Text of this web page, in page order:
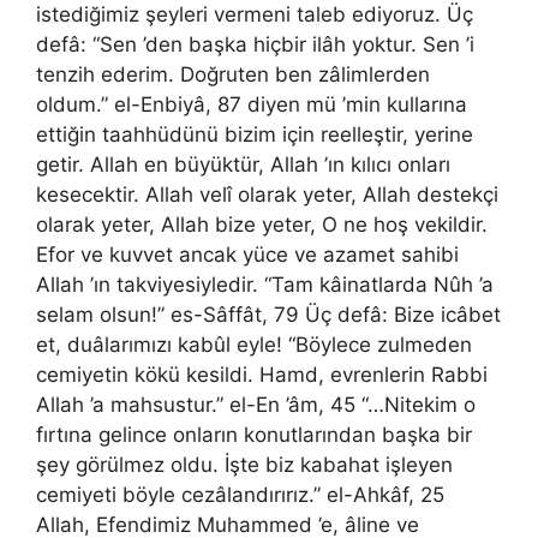
istediğimiz şeyleri vermeni taleb ediyoruz. Üç
defâ: “Sen ’den başka hiçbir ilâh yoktur. Sen ’i
tenzih ederim. Doğruten ben zâlimlerden
oldum.” el-Enbiyâ, 87 diyen mü ’min kullarına
ettiğin taahhüdünü bizim için reelleştir, yerine
getir. Allah en büyüktür, Allah ’ın kılıcı onları
kesecektir. Allah velî olarak yeter, Allah destekçi
olarak yeter, Allah bize yeter, O ne hoş vekildir.
Efor ve kuvvet ancak yüce ve azamet sahibi
Allah ’ın takviyesiyledir. “Tam kâinatlarda Nûh ’a
selam olsun!” es-Sâffât, 79 Üç defâ: Bize icâbet
et, duâlarımızı kabûl eyle! “Böylece zulmeden
cemiyetin kökü kesildi. Hamd, evrenlerin Rabbi
Allah ’a mahsustur.” el-En ’âm, 45 “…Nitekim o
fırtına gelince onların konutlarından başka bir
şey görülmez oldu. İşte biz kabahat işleyen
cemiyeti böyle cezâlandırırız.” el-Ahkâf, 25
Allah, Efendimiz Muhammed ’e, âline ve